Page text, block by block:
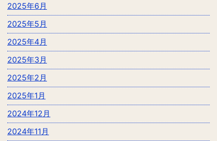
2025年6月
2025年5月
2025年4月
2025年3月
2025年2月
2025年1月
2024年12月
2024年11月